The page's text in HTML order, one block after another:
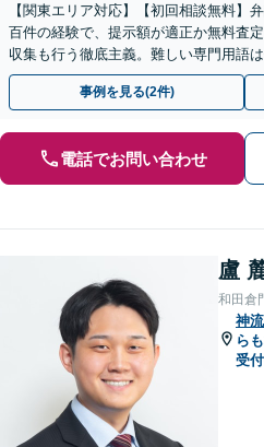
【関東エリア対応】【初回相談無料】
百件の経験で、提示額が適正か無料査
収集も行う徹底主義。難しい専門用語
親身にサポート。オンラインは全国ど
事例を見る(2件)
電話でお問い合わせ
盧
和田倉
神
ら
受